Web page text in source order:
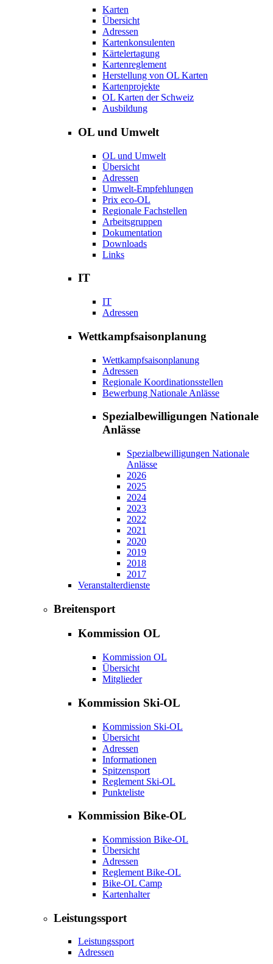
Karten
Übersicht
Adressen
Kartenkonsulenten
Kärtelertagung
Kartenreglement
Herstellung von OL Karten
Kartenprojekte
OL Karten der Schweiz
Ausbildung
OL und Umwelt
OL und Umwelt
Übersicht
Adressen
Umwelt-Empfehlungen
Prix eco-OL
Regionale Fachstellen
Arbeitsgruppen
Dokumentation
Downloads
Links
IT
IT
Adressen
Wettkampfsaisonplanung
Wettkampfsaisonplanung
Adressen
Regionale Koordinationsstellen
Bewerbung Nationale Anlässe
Spezialbewilligungen Nationale
Anlässe
Spezialbewilligungen Nationale
Anlässe
2026
2025
2024
2023
2022
2021
2020
2019
2018
2017
Veranstalterdienste
Breitensport
Kommission OL
Kommission OL
Übersicht
Mitglieder
Kommission Ski-OL
Kommission Ski-OL
Übersicht
Adressen
Informationen
Spitzensport
Reglement Ski-OL
Punkteliste
Kommission Bike-OL
Kommission Bike-OL
Übersicht
Adressen
Reglement Bike-OL
Bike-OL Camp
Kartenhalter
Leistungssport
Leistungssport
Adressen